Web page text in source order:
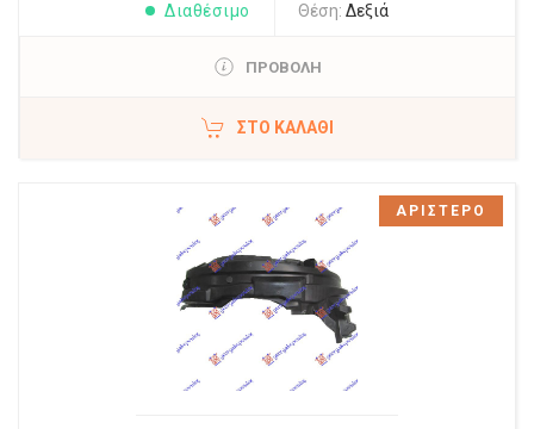
Διαθέσιμο Θέση: Δεξιά
ΠΡΟΒΟΛΗ
ΣΤΟ ΚΑΛΆΘΙ
ΑΡΙΣΤΕΡΟ